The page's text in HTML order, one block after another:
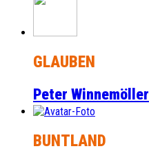
GLAUBEN
Peter Winnemöller
BUNTLAND